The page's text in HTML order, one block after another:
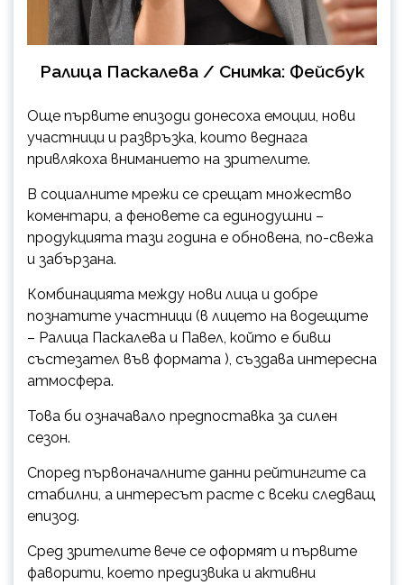
Ралица Паскалева / Снимка: Фейсбук
Още първите епизоди донесоха емоции, нови
участници и развръзка, които веднага
привлякоха вниманието на зрителите.
В социалните мрежи се срещат множество
коментари, а феновете са единодушни –
продукцията тази година е обновена, по-свежа
и забързана.
Комбинацията между нови лица и добре
познатите участници (в лицето на водещите
– Ралица Паскалева и Павел, който е бивш
състезател във формата ), създава интересна
атмосфера.
Това би означавало предпоставка за силен
сезон.
Според първоначалните данни рейтингите са
стабилни, а интересът расте с всеки следващ
епизод.
Сред зрителите вече се оформят и първите
фаворити, което предизвика и активни